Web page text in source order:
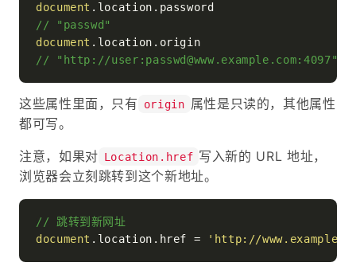
document . location . password
// "passwd"
document . location . origin
// "http://user:passwd@www.example.com:4097"
这些属性里面，只有 origin 属性是只读的，其他属性
都可写。
注意，如果对 Location.href 写入新的 URL 地址，
浏览器会立刻跳转到这个新地址。
// 跳转到新网址
document . location . href = 'http://